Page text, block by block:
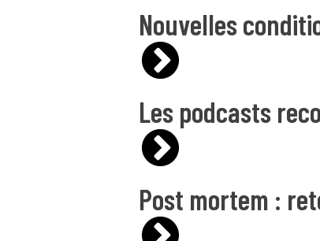
Nouvelles
Les podcasts
Post mortem :